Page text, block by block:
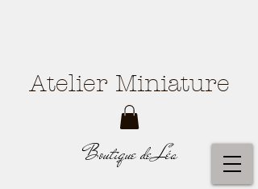
Boutique de Léa
Atelier Miniature